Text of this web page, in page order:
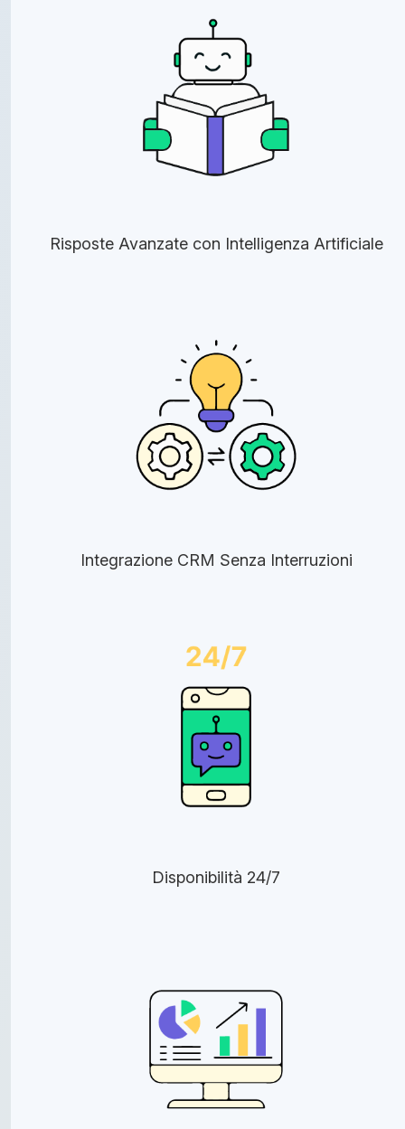
Risposte Avanzate con Intelligenza Artificiale
Integrazione CRM Senza Interruzioni
Disponibilità 24/7